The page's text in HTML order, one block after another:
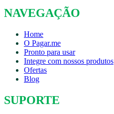
NAVEGAÇÃO
Home
O Pagar.me
Pronto para usar
Integre com nossos produtos
Ofertas
Blog
SUPORTE